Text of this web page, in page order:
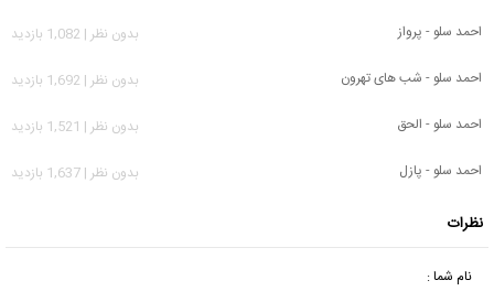
احمد سلو - پرواز
بدون نظر | 1,082 بازدید
احمد سلو - شب های تهرون
بدون نظر | 1,692 بازدید
احمد سلو - الحق
بدون نظر | 1,521 بازدید
احمد سلو - پازل
بدون نظر | 1,637 بازدید
نظرات
نام شما :